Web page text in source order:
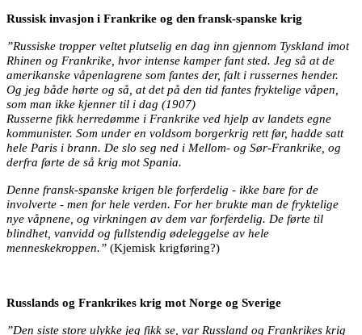
Russisk invasjon i Frankrike og den fransk-spanske krig
”Russiske tropper veltet plutselig en dag inn gjennom Tyskland imot
Rhinen og Frankrike, hvor intense kamper fant sted. Jeg så at de
amerikanske våpenlagrene som fantes der, falt i russernes hender.
Og jeg både hørte og så, at det på den tid fantes fryktelige våpen,
som man ikke kjenner til i dag (1907)
Russerne fikk herredømme i Frankrike ved hjelp av landets egne
kommunister. Som under en voldsom borgerkrig rett før, hadde satt
hele Paris i brann. De slo seg ned i Mellom- og Sør-Frankrike, og
derfra førte de så krig mot Spania.
Denne fransk-spanske krigen ble forferdelig - ikke bare for de
involverte - men for hele verden. For her brukte man de fryktelige
nye våpnene, og virkningen av dem var forferdelig. De førte til
blindhet, vanvidd og fullstendig ødeleggelse av hele
menneskekroppen.” (Kjemisk krigføring?)
Russlands og Frankrikes krig mot Norge og Sverige
”Den siste store ulykke jeg fikk se, var Russland og Frankrikes krig